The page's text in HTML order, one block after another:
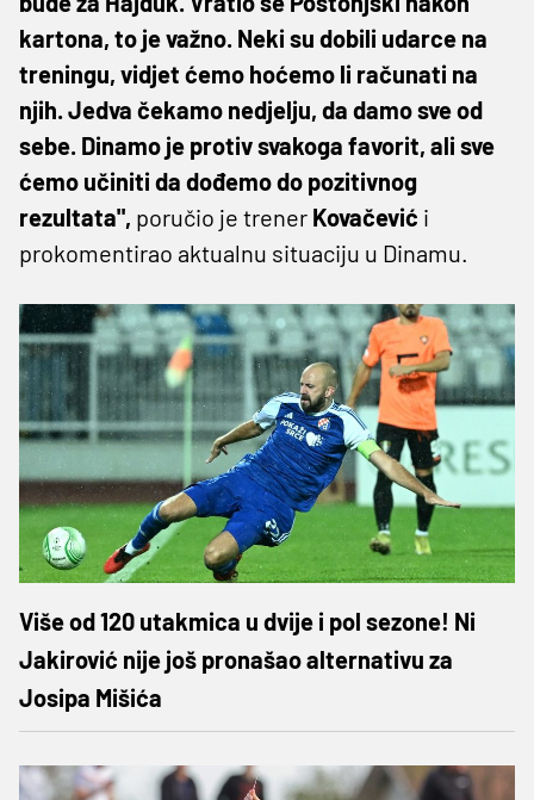
kartona, to je važno. Neki su dobili udarce na
treningu, vidjet ćemo hoćemo li računati na
njih. Jedva čekamo nedjelju, da damo sve od
sebe. Dinamo je protiv svakoga favorit, ali sve
ćemo učiniti da dođemo do pozitivnog
rezultata", poručio je trener Kovačević i
prokomentirao aktualnu situaciju u Dinamu.
Više od 120 utakmica u dvije i pol sezone! Ni
Jakirović nije još pronašao alternativu za
Josipa Mišića